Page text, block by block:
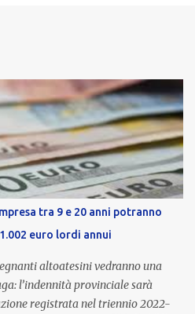
tra 9 e 20 anni potranno
euro lordi annui
altoatesini vedranno una
l’indennità provinciale sarà
registrata nel triennio 2022-